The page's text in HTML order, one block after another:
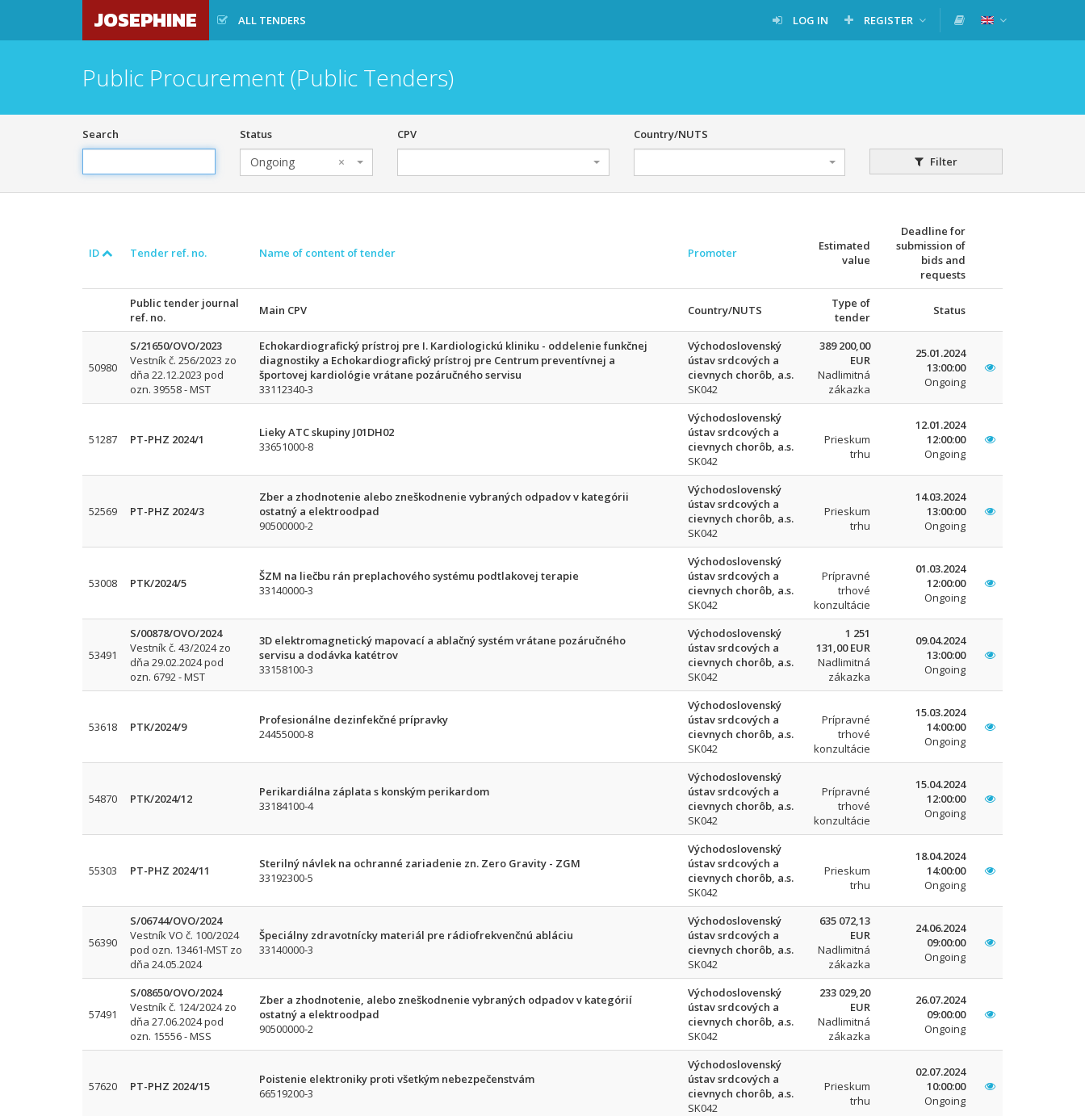
JOSEPHINE ALL TENDERS LOG IN REGISTER
Public Procurement (Public Tenders)
Search Status
×
Ongoing
CPV
Country/NUTS
Filter
ID Tender ref. no. Name of content of tender Promoter
Estimated
value
Deadline for
submission of
bids and
requests
Public tender journal
ref. no.
Main CPV Country/NUTS
Type of
tender
Status
50980
S/21650/OVO/2023
Vestník č. 256/2023 zo
dňa 22.12.2023 pod
ozn. 39558 - MST
Echokardiografický prístroj pre I. Kardiologickú kliniku - oddelenie funkčnej
diagnostiky a Echokardiografický prístroj pre Centrum preventívnej a
športovej kardiológie vrátane pozáručného servisu
33112340-3
Východoslovenský
ústav srdcových a
cievnych chorôb, a.s.
SK042
389 200,00
EUR
Nadlimitná
zákazka
25.01.2024
13:00:00
Ongoing
51287 PT-PHZ 2024/1
Lieky ATC skupiny J01DH02
33651000-8
Východoslovenský
ústav srdcových a
cievnych chorôb, a.s.
SK042
Prieskum
trhu
12.01.2024
12:00:00
Ongoing
52569 PT-PHZ 2024/3
Zber a zhodnotenie alebo zneškodnenie vybraných odpadov v kategórii
ostatný a elektroodpad
90500000-2
Východoslovenský
ústav srdcových a
cievnych chorôb, a.s.
SK042
Prieskum
trhu
14.03.2024
13:00:00
Ongoing
53008 PTK/2024/5
ŠZM na liečbu rán preplachového systému podtlakovej terapie
33140000-3
Východoslovenský
ústav srdcových a
cievnych chorôb, a.s.
SK042
Prípravné
trhové
konzultácie
01.03.2024
12:00:00
Ongoing
53491
S/00878/OVO/2024
Vestník č. 43/2024 zo
dňa 29.02.2024 pod
ozn. 6792 - MST
3D elektromagnetický mapovací a ablačný systém vrátane pozáručného
servisu a dodávka katétrov
33158100-3
Východoslovenský
ústav srdcových a
cievnych chorôb, a.s.
SK042
1 251
131,00 EUR
Nadlimitná
zákazka
09.04.2024
13:00:00
Ongoing
53618 PTK/2024/9
Profesionálne dezinfekčné prípravky
24455000-8
Východoslovenský
ústav srdcových a
cievnych chorôb, a.s.
SK042
Prípravné
trhové
konzultácie
15.03.2024
14:00:00
Ongoing
54870 PTK/2024/12
Perikardiálna záplata s konským perikardom
33184100-4
Východoslovenský
ústav srdcových a
cievnych chorôb, a.s.
SK042
Prípravné
trhové
konzultácie
15.04.2024
12:00:00
Ongoing
55303 PT-PHZ 2024/11
Sterilný návlek na ochranné zariadenie zn. Zero Gravity - ZGM
33192300-5
Východoslovenský
ústav srdcových a
cievnych chorôb, a.s.
SK042
Prieskum
trhu
18.04.2024
14:00:00
Ongoing
56390
S/06744/OVO/2024
Vestník VO č. 100/2024
pod ozn. 13461-MST zo
dňa 24.05.2024
Špeciálny zdravotnícky materiál pre rádiofrekvenčnú abláciu
33140000-3
Východoslovenský
ústav srdcových a
cievnych chorôb, a.s.
SK042
635 072,13
EUR
Nadlimitná
zákazka
24.06.2024
09:00:00
Ongoing
57491
S/08650/OVO/2024
Vestník č. 124/2024 zo
dňa 27.06.2024 pod
ozn. 15556 - MSS
Zber a zhodnotenie, alebo zneškodnenie vybraných odpadov v kategórií
ostatný a elektroodpad
90500000-2
Východoslovenský
ústav srdcových a
cievnych chorôb, a.s.
SK042
233 029,20
EUR
Nadlimitná
zákazka
26.07.2024
09:00:00
Ongoing
57620 PT-PHZ 2024/15
Poistenie elektroniky proti všetkým nebezpečenstvám
66519200-3
Východoslovenský
ústav srdcových a
cievnych chorôb, a.s.
SK042
Prieskum
trhu
02.07.2024
10:00:00
Ongoing